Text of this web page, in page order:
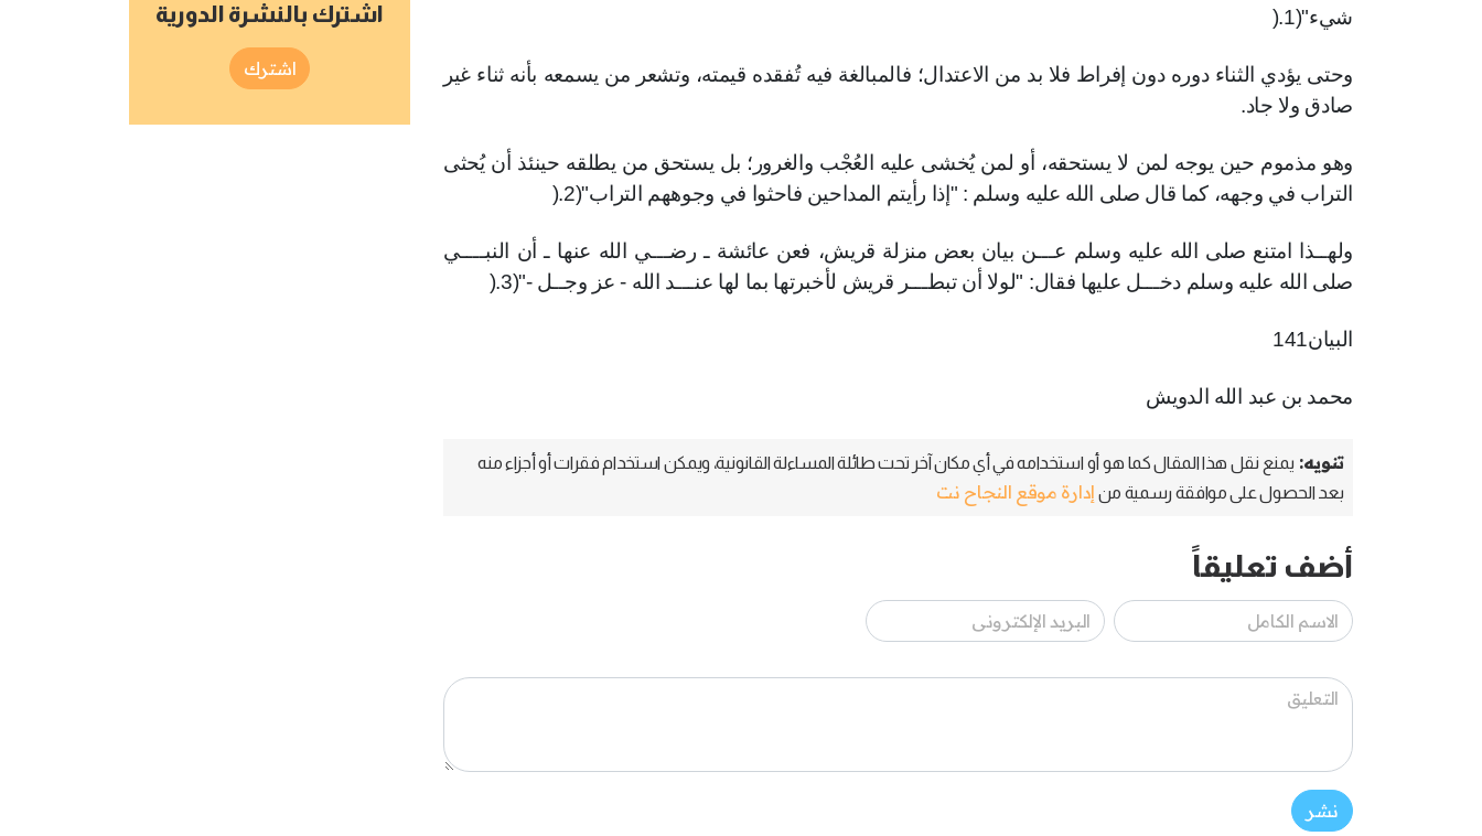
شيء"(1 ).
وحتى يؤدي الثناء دوره دون إفراط فلا بد من الاعتدال؛ فالمبالغة فيه تُفقده قيمته، وتشعر من يسمعه بأنه ثناء غير
صادق ولا جاد.
وهو مذموم حين يوجه لمن لا يستحقه، أو لمن يُخشى عليه العُجْب والغرور؛ بل يستحق من يطلقه حينئذ أن يُحثى
التراب في وجهه، كما قال صلى الله عليه وسلم : "إذا رأيتم المداحين فاحثوا في وجوههم التراب"(2 ).
ولهــذا امتنع صلى الله عليه وسلم عـــن بيان بعض منزلة قريش، فعن عائشة ـ رضـــي الله عنها ـ أن النبــــي
صلى الله عليه وسلم دخـــل عليها فقال: "لولا أن تبطـــر قريش لأخبرتها بما لها عنـــد الله - عز وجــل -"(3 ).
البيان141
محمد بن عبد الله الدويش
تنويه: يمنع نقل هذا المقال كما هو أو استخدامه في أي مكان آخر تحت طائلة المساءلة القانونية، ويمكن استخدام فقرات أو أجزاء منه
بعد الحصول على موافقة رسمية من إدارة موقع النجاح نت
أضف تعليقاً
نشر
اشترك بالنشرة الدورية
اشترك